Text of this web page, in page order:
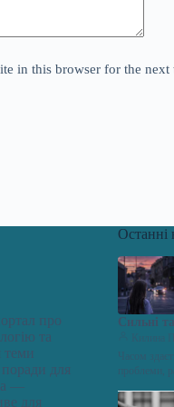
in this browser for the
про
та
теми
для
—
для
Останні
Сильні